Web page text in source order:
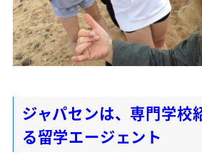
ジャパセンは、専門学校
る留学エージェント